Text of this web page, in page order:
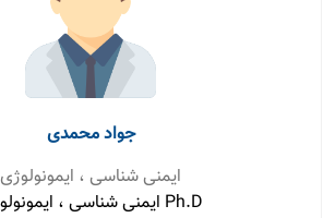
جواد محمدی
ایمنی شناسی ، ایمونولوژی
Ph.D ایمنی شناسی ، ایمونولوژی